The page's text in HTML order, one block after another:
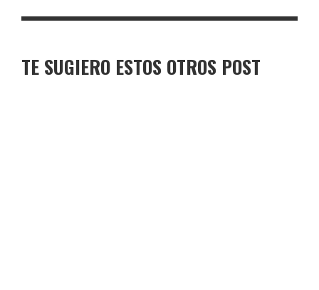
TE SUGIERO ESTOS OTROS POST